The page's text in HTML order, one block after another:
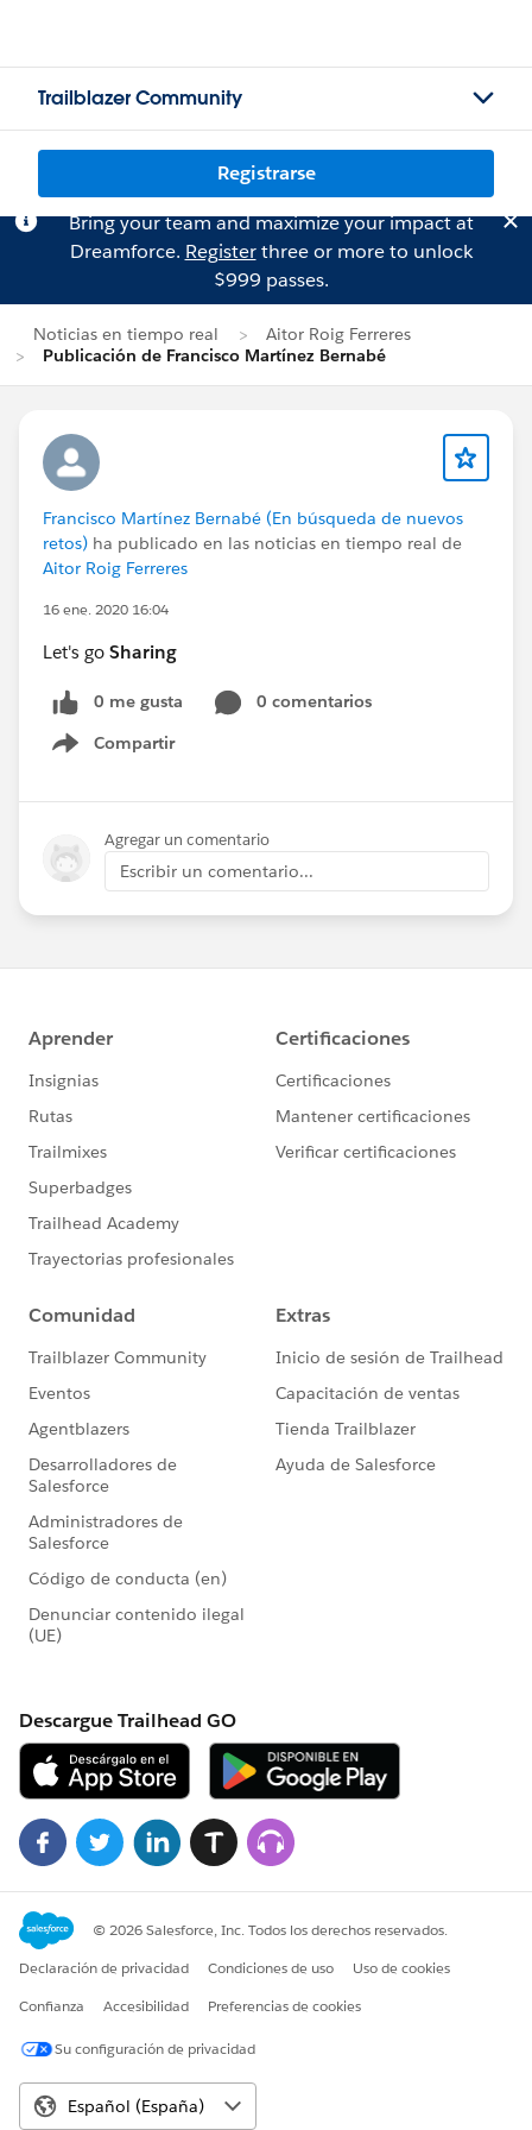
Trailblazer Community
Registrarse
Bring your team and maximize your impact at
Dreamforce. Registerthree or more to unlock
$999 passes.
Noticias en tiempo real
Aitor Roig Ferreres
Publicación de Francisco Martínez Bernabé
Francisco Martínez Bernabé (En búsqueda de nuevos
retos) ha publicado en las noticias en tiempo real de
Aitor Roig Ferreres
16 ene. 2020 16:04
Let's go Sharing
0 me gusta
0 comentarios
Compartir
Show menu
Agregar un comentario
Escribir un comentario...